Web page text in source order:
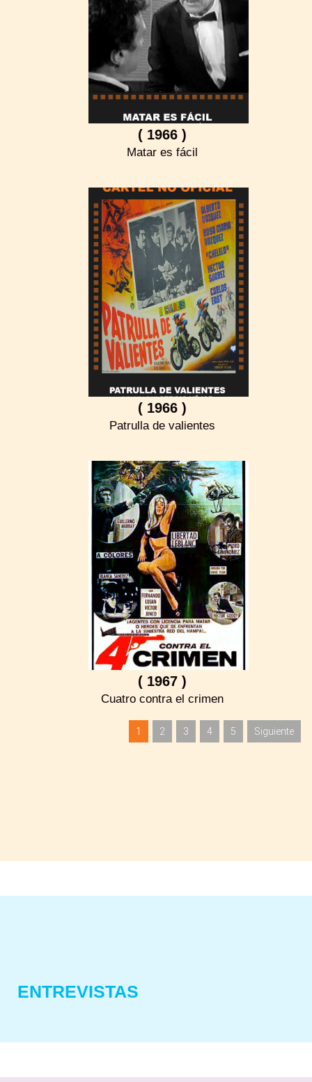
( 1966 )
Matar es fácil
( 1966 )
Patrulla de valientes
( 1967 )
Cuatro contra el crimen
1 2 3 4 5 Siguiente
ENTREVISTAS